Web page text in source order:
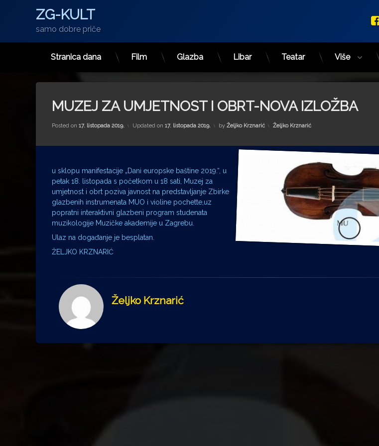
ZG-KULT
samo dobre priče
Stranica dana Film Glazba Libar Teatar Više
MUZEJ ZA UMJETNOST I OBRT-NOVA IZLOŽBA
Posted on 17. listopada 2019. Updated on 17. listopada 2019. by Željko Krznarić Kategorije:
Željko Krznarić
u sklopu manifestacije „Dani europske baštine 2019.“, u
petak 18. listopada s početkom u 18 sati, Muzej za
umjetnost i obrt poziva javnost na predstavljanje Zbirke
glazbenih instrumenata MUO i violine pochette,uz
popratni interaktivni glazbeni program studenata
muzikologije Muzičke akademije u Zagrebu.
Ulaz na događanje je besplatan.
ŽELJKO KRZNARIĆ
Željko Krznarić